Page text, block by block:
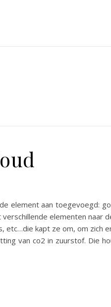
element aan toegevoegd:
elementen naar
etc…die kapt ze om, om zich
van co2 in zuurstof. Die